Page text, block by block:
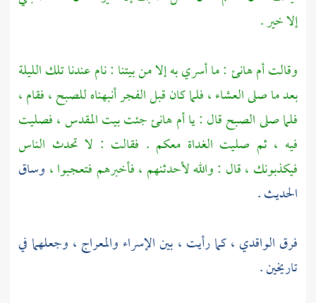
إلا خير .
وقالتأم هانئ : ما أسري به إلا من بيتنا : نام عندنا تلك الليلة
بعد ما صلى العشاء ، فلما كان قبل الفجر أنبهناه للصبح ، فقام ،
فلما صلى الصبح قال : ياأم هانئجئتبيت المقدس ،فصليت
فيه ، ثم صليت الغداة معكم . فقالت : لا تحدث الناس
فيكذبونك ، قال : والله لأحدثنهم ، فأخبرهم فتعجبوا ، وساق
الحديث .
فرق الواقدي ،كما رأيت ، بين الإسراء والمعراج ، وجعلهما في
تاريخين .